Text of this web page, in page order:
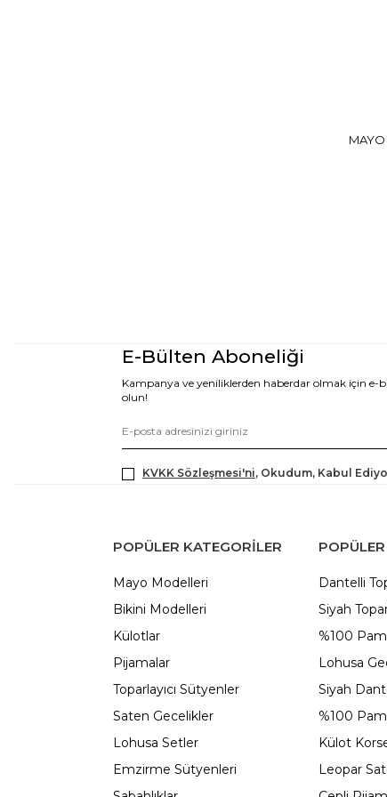
E-Bülten Aboneliği
Kampanya ve yeniliklerden haberdar olmak için e-
olun!
KVKK Sözleşmesi'ni, Okudum, Kabul
POPÜLER KATEGORILER
Mayo Modelleri
Bikini Modelleri
Külotlar
Pijamalar
Toparlayıcı Sütyenler
Saten Gecelikler
Lohusa Setler
Emzirme Sütyenleri
Dantelli
Siyah
%100
Lohusa
Siyah
%100
Külot
Leopar